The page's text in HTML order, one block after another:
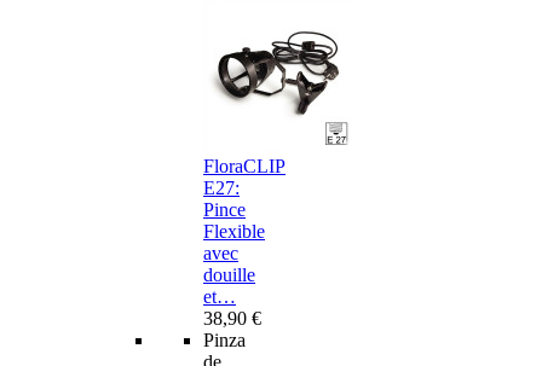
FloraCLIP
E27:
Pince
Flexible
avec
douille
et…
38,90 €
Pinza
de